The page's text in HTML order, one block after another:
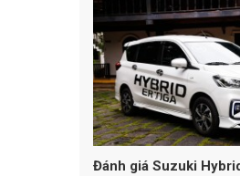
Đánh giá Suzuki